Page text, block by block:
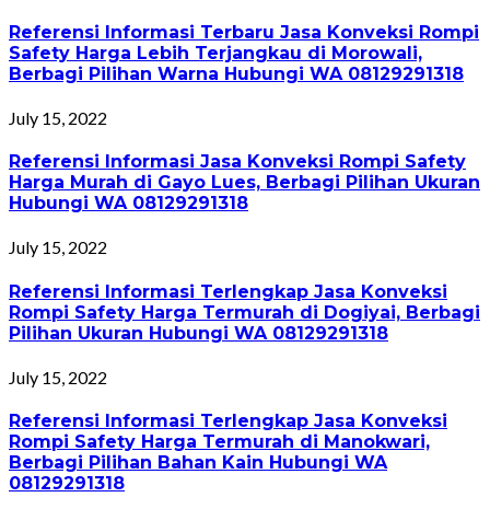
Referensi Informasi Terbaru Jasa Konveksi Rompi
Safety Harga Lebih Terjangkau di Morowali,
Berbagi Pilihan Warna Hubungi WA 08129291318
July 15, 2022
Referensi Informasi Jasa Konveksi Rompi Safety
Harga Murah di Gayo Lues, Berbagi Pilihan Ukuran
Hubungi WA 08129291318
July 15, 2022
Referensi Informasi Terlengkap Jasa Konveksi
Rompi Safety Harga Termurah di Dogiyai, Berbagi
Pilihan Ukuran Hubungi WA 08129291318
July 15, 2022
Referensi Informasi Terlengkap Jasa Konveksi
Rompi Safety Harga Termurah di Manokwari,
Berbagi Pilihan Bahan Kain Hubungi WA
08129291318